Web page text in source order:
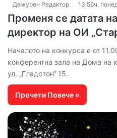
Дежурен Редактор 13:56ч,
Променя се датата
директор на ОИ
Началото на конкурса е от
конферентна зала на Дома на
ул. „Гладстон“ 15.
Прочети Повече »